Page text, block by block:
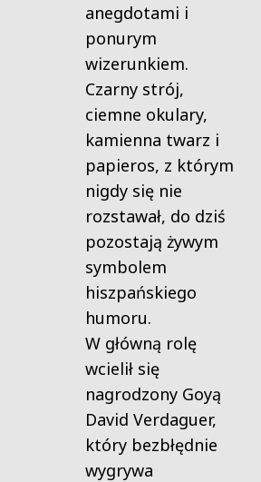
anegdotami i
ponurym
wizerunkiem.
Czarny strój,
ciemne okulary,
kamienna twarz i
papieros, z którym
nigdy się nie
rozstawał, do dziś
pozostają żywym
symbolem
hiszpańskiego
humoru.
W główną rolę
wcielił się
nagrodzony Goyą
David Verdaguer,
który bezbłędnie
wygrywa